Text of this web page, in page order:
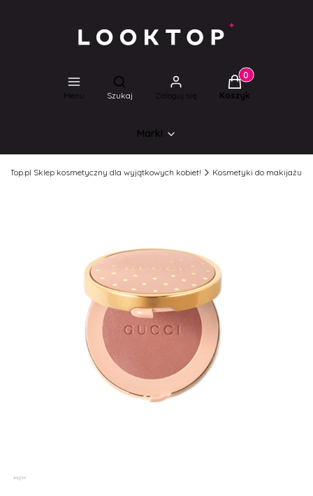
Menu
Otwórz wyszukiwarkę
Szukaj Zaloguj się
Produkty w
Koszyk
Marki
Sklep kosmetyczny dla wyjątkowych kobiet! Kosmetyki do makijażu